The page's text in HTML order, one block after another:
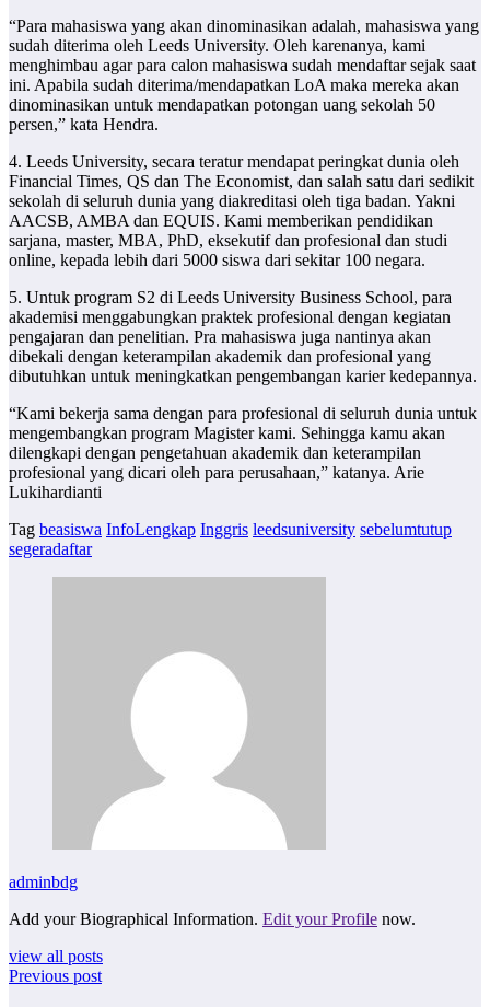
“Para mahasiswa yang akan dinominasikan adalah, mahasiswa yang
sudah diterima oleh Leeds University. Oleh karenanya, kami
menghimbau agar para calon mahasiswa sudah mendaftar sejak saat
ini. Apabila sudah diterima/mendapatkan LoA maka mereka akan
dinominasikan untuk mendapatkan potongan uang sekolah 50
persen,” kata Hendra.
4. Leeds University, secara teratur mendapat peringkat dunia oleh
Financial Times, QS dan The Economist, dan salah satu dari sedikit
sekolah di seluruh dunia yang diakreditasi oleh tiga badan. Yakni
AACSB, AMBA dan EQUIS. Kami memberikan pendidikan
sarjana, master, MBA, PhD, eksekutif dan profesional dan studi
online, kepada lebih dari 5000 siswa dari sekitar 100 negara.
5. Untuk program S2 di Leeds University Business School, para
akademisi menggabungkan praktek profesional dengan kegiatan
pengajaran dan penelitian. Pra mahasiswa juga nantinya akan
dibekali dengan keterampilan akademik dan profesional yang
dibutuhkan untuk meningkatkan pengembangan karier kedepannya.
“Kami bekerja sama dengan para profesional di seluruh dunia untuk
mengembangkan program Magister kami. Sehingga kamu akan
dilengkapi dengan pengetahuan akademik dan keterampilan
profesional yang dicari oleh para perusahaan,” katanya. Arie
Lukihardianti
Tag beasiswa InfoLengkap Inggris leedsuniversity sebelumtutup
segeradaftar
adminbdg
Add your Biographical Information. Edit your Profile now.
view all posts
Previous post